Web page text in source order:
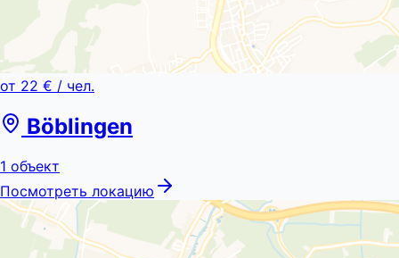
от 22 € / чел.
Böblingen
1 объект
Посмотреть локацию